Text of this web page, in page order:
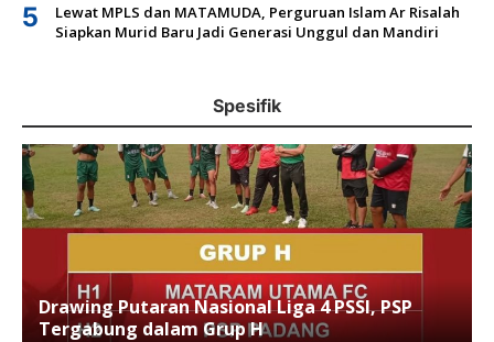
5
Lewat MPLS dan MATAMUDA, Perguruan Islam Ar Risalah
Siapkan Murid Baru Jadi Generasi Unggul dan Mandiri
Spesifik
Drawing Putaran Nasional Liga 4 PSSI, PSP
Tergabung dalam Grup H